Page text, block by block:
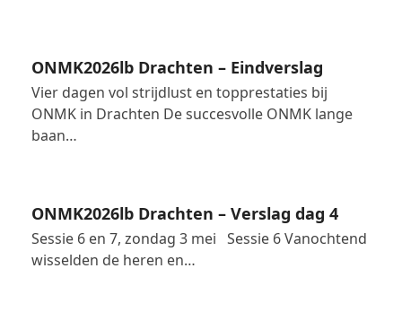
ONMK2026lb Drachten – Eindverslag
Vier dagen vol strijdlust en topprestaties bij
ONMK in Drachten De succesvolle ONMK lange
baan…
ONMK2026lb Drachten – Verslag dag 4
Sessie 6 en 7, zondag 3 mei Sessie 6 Vanochtend
wisselden de heren en…